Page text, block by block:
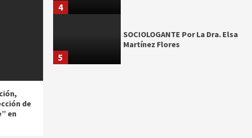
de
en
4
5
SOCIOLOGANTE Por La Dra. Elsa
Martínez Flores